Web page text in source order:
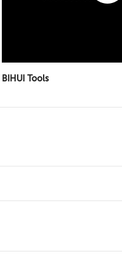
BIHUI Tools